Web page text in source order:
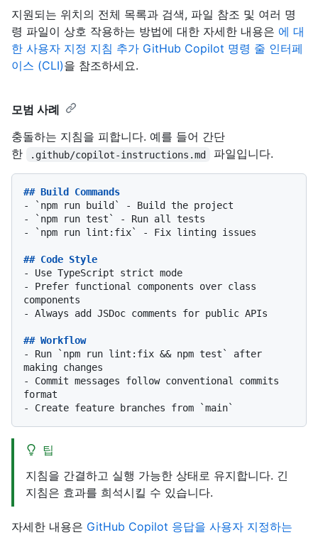
지원되는 위치의 전체 목록과 검색, 파일 참조 및 여러 명
령 파일이 상호 작용하는 방법에 대한 자세한 내용은 에 대
한 사용자 지정 지침 추가 GitHub Copilot 명령 줄 인터페
이스 (CLI)을 참조하세요.
모범 사례
충돌하는 지침을 피합니다. 예를 들어 간단
한
.github/copilot-instructions.md 파일입니다.
## Build Commands
-
`npm run build`
-
`npm run test`
-
`npm run lint:fix` - Fix linting issues
## Code Style
-
-
Prefer functional components over class
-
Always add JSDoc comments for public APIs
## Workflow
-
Run `npm run lint:fix && npm test`
after
-
Commit messages follow conventional commits
-
Create feature branches from `main`
팁
지침을 간결하고 실행 가능한 상태로 유지합니다. 긴
지침은 효과를 희석시킬 수 있습니다.
자세한 내용은 GitHub Copilot 응답을 사용자 지정하는